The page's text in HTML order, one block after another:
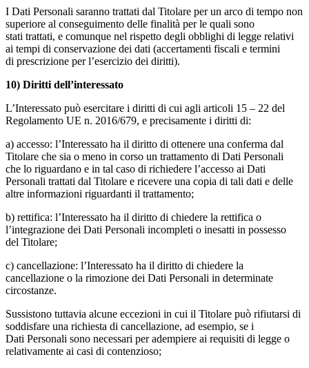
I Dati Personali saranno trattati dal Titolare per un arco di tempo non
superiore al conseguimento delle finalità per le quali sono
stati trattati, e comunque nel rispetto degli obblighi di legge relativi
ai tempi di conservazione dei dati (accertamenti fiscali e termini
di prescrizione per l’esercizio dei diritti).
10) Diritti dell’interessato
L’Interessato può esercitare i diritti di cui agli articoli 15 – 22 del
Regolamento UE n. 2016/679, e precisamente i diritti di:
a) accesso: l’Interessato ha il diritto di ottenere una conferma dal
Titolare che sia o meno in corso un trattamento di Dati Personali
che lo riguardano e in tal caso di richiedere l’accesso ai Dati
Personali trattati dal Titolare e ricevere una copia di tali dati e delle
altre informazioni riguardanti il trattamento;
b) rettifica: l’Interessato ha il diritto di chiedere la rettifica o
l’integrazione dei Dati Personali incompleti o inesatti in possesso
del Titolare;
c) cancellazione: l’Interessato ha il diritto di chiedere la
cancellazione o la rimozione dei Dati Personali in determinate
circostanze.
Sussistono tuttavia alcune eccezioni in cui il Titolare può rifiutarsi di
soddisfare una richiesta di cancellazione, ad esempio, se i
Dati Personali sono necessari per adempiere ai requisiti di legge o
relativamente ai casi di contenzioso;